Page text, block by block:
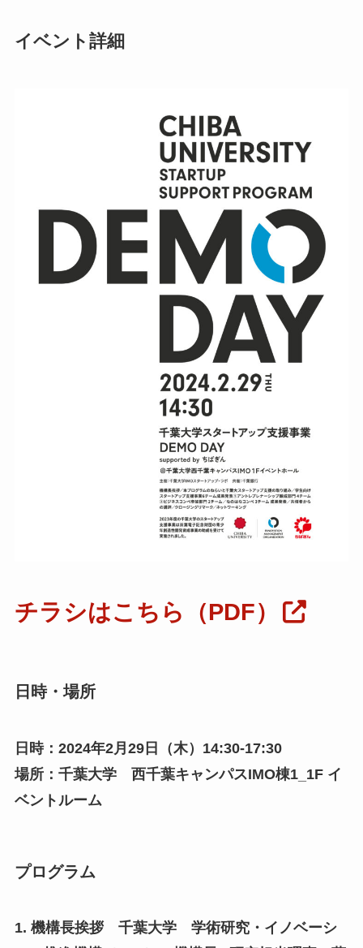
イベント詳細
チラシはこちら（PDF）
日時・場所
日時：2024年2月29日（木）14:30-17:30
場所：千葉大学 西千葉キャンパスIMO棟1_1F イ
ベントルーム
プログラム
1. 機構長挨拶 千葉大学 学術研究・イノベーシ